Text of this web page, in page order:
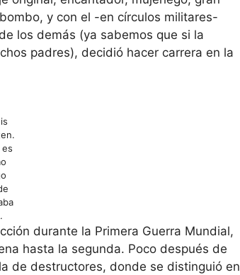
y con el -en círculos militares-
los demás (ya sabemos que si la
padres), decidió hacer carrera en la
es
durante la Primera Guerra Mundial,
hasta la segunda. Poco después de
de destructores, donde se distinguió en